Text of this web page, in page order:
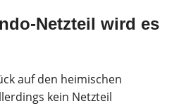
Netzteil wird es
auf den heimischen
kein Netzteil